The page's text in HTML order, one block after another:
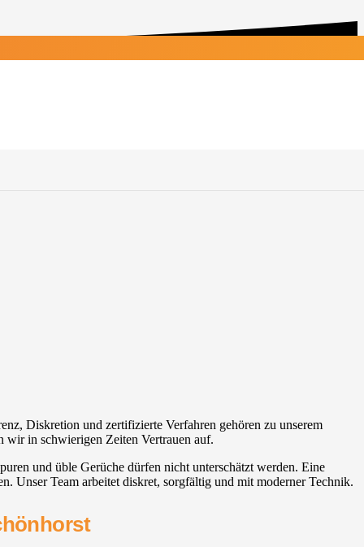
Diskretion und zertifizierte Verfahren gehören zu unserem
wir in schwierigen Zeiten Vertrauen auf.
und üble Gerüche dürfen nicht unterschätzt werden. Eine
Unser Team arbeitet diskret, sorgfältig und mit moderner Technik.